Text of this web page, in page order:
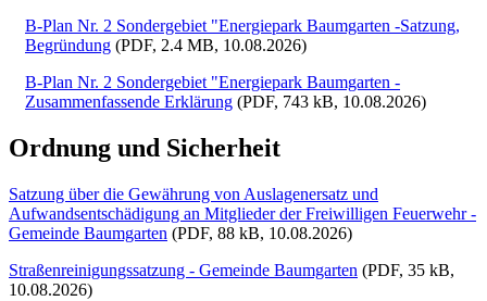
B-Plan Nr. 2 Sondergebiet "Energiepark Baumgarten -Satzung,
Begründung (PDF, 2.4 MB, 10.08.2026)
B-Plan Nr. 2 Sondergebiet "Energiepark Baumgarten -
Zusammenfassende Erklärung (PDF, 743 kB, 10.08.2026)
Ordnung und Sicherheit
Satzung über die Gewährung von Auslagenersatz und
Aufwandsentschädigung an Mitglieder der Freiwilligen Feuerwehr -
Gemeinde Baumgarten (PDF, 88 kB, 10.08.2026)
Straßenreinigungssatzung - Gemeinde Baumgarten (PDF, 35 kB,
10.08.2026)